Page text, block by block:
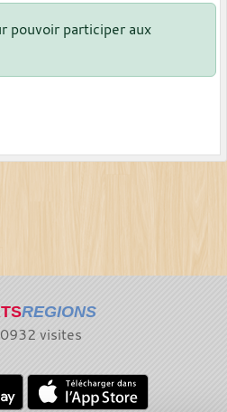
pouvoir participer aux
REGIONS
visites